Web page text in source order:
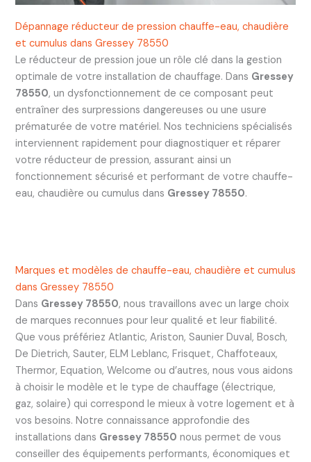
Dépannage réducteur de pression chauffe-eau, chaudière
et cumulus dans Gressey 78550
Le réducteur de pression joue un rôle clé dans la gestion
optimale de votre installation de chauffage. Dans Gressey
78550, un dysfonctionnement de ce composant peut
entraîner des surpressions dangereuses ou une usure
prématurée de votre matériel. Nos techniciens spécialisés
interviennent rapidement pour diagnostiquer et réparer
votre réducteur de pression, assurant ainsi un
fonctionnement sécurisé et performant de votre chauffe-
eau, chaudière ou cumulus dans Gressey 78550.
Marques et modèles de chauffe-eau, chaudière et cumulus
dans Gressey 78550
Dans Gressey 78550, nous travaillons avec un large choix
de marques reconnues pour leur qualité et leur fiabilité.
Que vous préfériez Atlantic, Ariston, Saunier Duval, Bosch,
De Dietrich, Sauter, ELM Leblanc, Frisquet, Chaffoteaux,
Thermor, Equation, Welcome ou d’autres, nous vous aidons
à choisir le modèle et le type de chauffage (électrique,
gaz, solaire) qui correspond le mieux à votre logement et à
vos besoins. Notre connaissance approfondie des
installations dans Gressey 78550 nous permet de vous
conseiller des équipements performants, économiques et